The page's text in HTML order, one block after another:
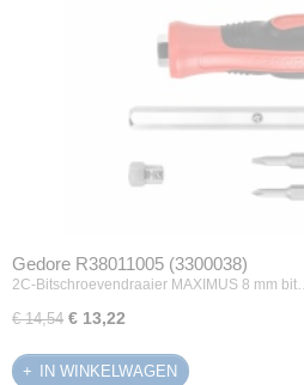
Gedore R38011005 (3300038)
2C-Bitschroevendraaier MAXIMUS 8 mm bit…
€ 14,54 € 13,22
IN WINKELWAGEN